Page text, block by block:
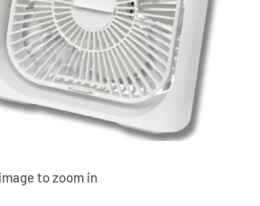
to zoom in